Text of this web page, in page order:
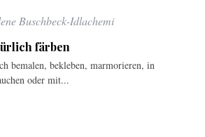
Buschbeck-Idlachemi
färben
bemalen, bekleben, marmorieren, in
oder mit...